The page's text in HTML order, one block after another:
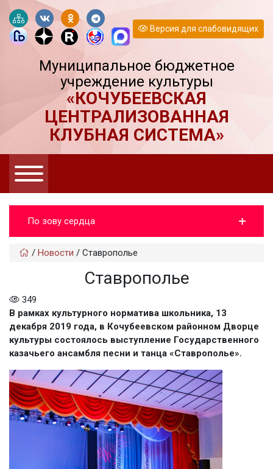
Версия для слабовидящих
Муниципальное бюджетное
учреждение культуры
«КОЧУБЕЕВСКАЯ
ЦЕНТРАЛИЗОВАННАЯ
КЛУБНАЯ СИСТЕМА»
По зову сердца
/ Новости / Ставрополье
Ставрополье
349
В рамках культурного норматива школьника, 13
декабря 2019 года, в Кочубеевском районном Дворце
культуры состоялось выступление Государственного
казачьего ансамбля песни и танца «Ставрополье».